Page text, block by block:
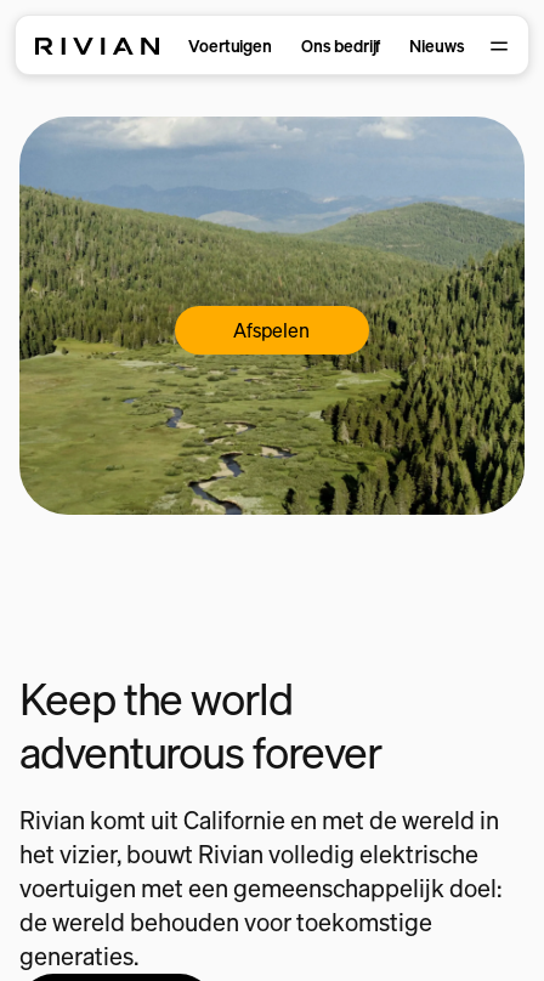
Voertuigen Ons bedrijf Nieuws
Afspelen
Keep the world
adventurous forever
Rivian komt uit Californie en met de wereld in
het vizier, bouwt Rivian volledig elektrische
voertuigen met een gemeenschappelijk doel:
de wereld behouden voor toekomstige
generaties.